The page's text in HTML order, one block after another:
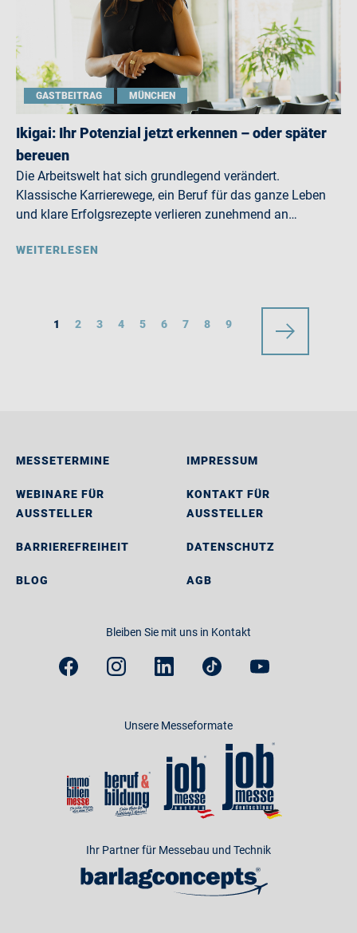
GASTBEITRAG MÜNCHEN
Ikigai: Ihr Potenzial jetzt erkennen – oder später
bereuen
Die Arbeitswelt hat sich grundlegend verändert.
Klassische Karrierewege, ein Beruf für das ganze Leben
und klare Erfolgsrezepte verlieren zunehmend an…
WEITERLESEN
1 2 3 4 5 6 7 8 9
MESSETERMINE
WEBINARE FÜR
AUSSTELLER
BARRIEREFREIHEIT
BLOG
IMPRESSUM
KONTAKT FÜR
AUSSTELLER
DATENSCHUTZ
AGB
Bleiben Sie mit uns in Kontakt
Unsere Messeformate
Ihr Partner für Messebau und Technik